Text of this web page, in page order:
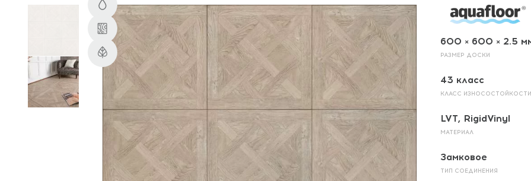
Ковровая плитка
Паркетная доска
Инженерная доска
Аксессуары для укладки
600 × 600 × 2.5
РАЗМЕР ДОСКИ
43 класс
КЛАСС ИЗНОСОСТОЙКОСТИ
LVT, RigidVinyl
МАТЕРИАЛ
Замковое
ТИП СОЕДИНЕНИЯ